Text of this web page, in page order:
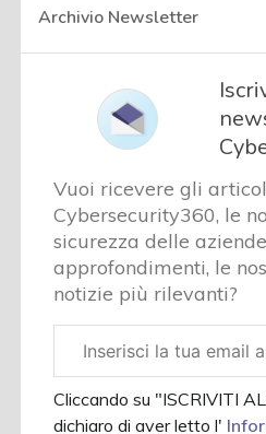
Archivio Newsletter
Vuoi ricevere gli
Cybersecurity360, le
sicurezza delle
approfondimenti, le
notizie più rilevanti?
aziendale
Cliccando su "ISCRIVITI
dichiaro di aver letto l'